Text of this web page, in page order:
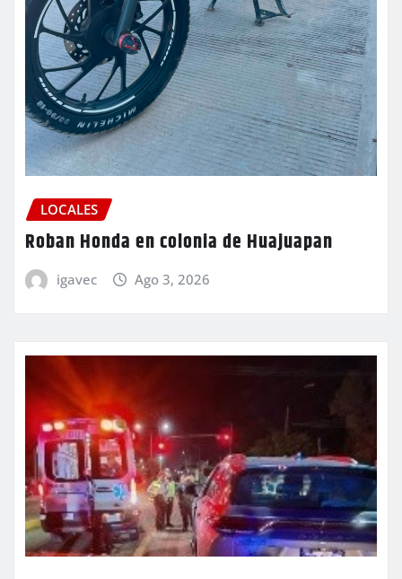
LOCALES
Roban Honda en colonia de Huajuapan
igavec Ago 3, 2026